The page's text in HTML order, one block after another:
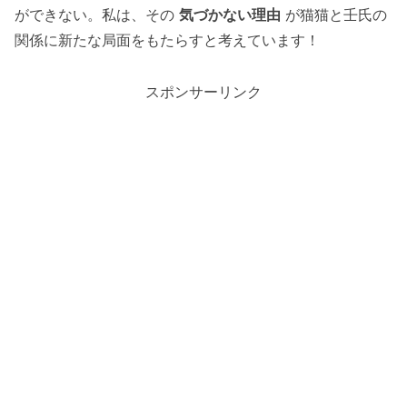
ができない。私は、その 気づかない理由 が猫猫と壬氏の
関係に新たな局面をもたらすと考えています！
スポンサーリンク